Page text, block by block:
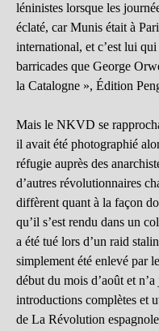
léninistes lorsque les
éclaté, car Munis était à
international, et c’est lui
barricades que George
la Catalogne », Édition
Mais le NKVD se
il avait été photographié
réfugie auprès des
d’autres révolutionnaires
diffèrent quant à la façon
qu’il s’est rendu dans un
a été tué lors d’un raid
simplement été enlevé par
début du mois d’août et
introductions complètes et
de La Révolution